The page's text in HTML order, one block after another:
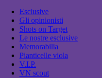
Esclusive
Gli opinionisti
Shots on Target
Le nostre esclusive
Memorabilia
Pianticelle viola
V.I.P.
VN scout